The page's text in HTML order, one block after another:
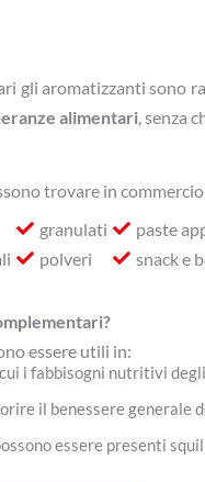
gli aromatizzanti sono
alimentari, senza
trovare in
granulati
polveri
paste
snack e
essere utili in:
cui i fabbisogni nutritivi
il benessere
essere presenti